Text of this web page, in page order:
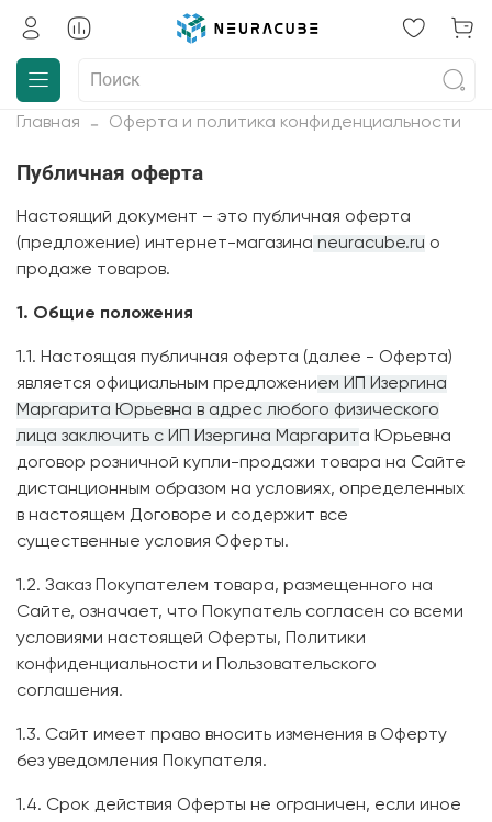
Главная Оферта и политика конфиденциальности
Публичная оферта
Настоящий документ – это публичная оферта
(предложение) интернет-магазина neuracube.ru о
продаже товаров.
1. Общие положения
1.1. Настоящая публичная оферта (далее - Оферта)
является официальным предложением ИП Изергина
Маргарита Юрьевна в адрес любого физического
лица заключить с ИП Изергина Маргарита Юрьевна
договор розничной купли-продажи товара на Сайте
дистанционным образом на условиях, определенных
в настоящем Договоре и содержит все
существенные условия Оферты.
1.2. Заказ Покупателем товара, размещенного на
Сайте, означает, что Покупатель согласен со всеми
условиями настоящей Оферты, Политики
конфиденциальности и Пользовательского
соглашения.
1.3. Сайт имеет право вносить изменения в Оферту
без уведомления Покупателя.
1.4. Срок действия Оферты не ограничен, если иное